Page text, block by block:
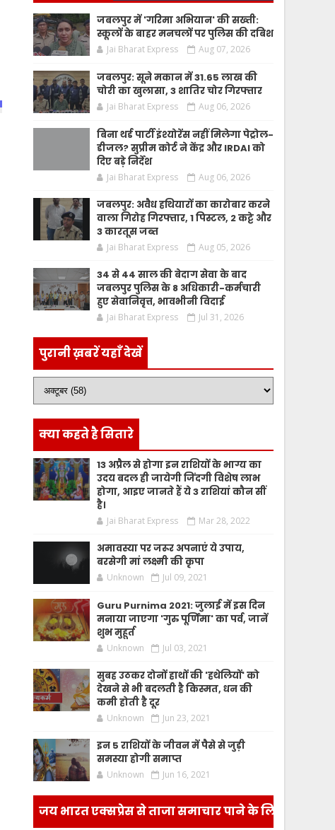
जबलपुर में 'गरिमा अभियान' की सख्ती:
स्कूलों के बाहर मनचलों पर पुलिस की दबिश
Jai Bharat Express Aug 07, 2026
जबलपुर: सूने मकान में 31.65 लाख की
चोरी का खुलासा, 3 शातिर चोर गिरफ्तार
Jai Bharat Express Aug 06, 2026
बिना थर्ड पार्टी इंश्योरेंस नहीं मिलेगा पेट्रोल-
डीजल? सुप्रीम कोर्ट ने केंद्र और IRDAI को
दिए बड़े निर्देश
Jai Bharat Express Aug 06, 2026
जबलपुर: अवैध हथियारों का कारोबार करने
वाला गिरोह गिरफ्तार, 1 पिस्टल, 2 कट्टे और
3 कारतूस जब्त
Jai Bharat Express Aug 05, 2026
34 से 44 साल की बेदाग सेवा के बाद
जबलपुर पुलिस के 8 अधिकारी-कर्मचारी
हुए सेवानिवृत्त, भावभीनी विदाई
Jai Bharat Express Jul 31, 2026
पुरानी ख़बरें यहाँ देखें
क्या कहते है सितारे
13 अप्रैल से होगा इन राशियों के भाग्य का
उदय बदल ही जायेगी जिंदगी विशेष लाभ
होगा, आइए जानते हैं ये 3 राशियां कौन सीं
है।
Jai Bharat Express Mar 28, 2022
अमावस्या पर जरूर अपनाएं ये उपाय,
बरसेगी मां लक्ष्मी की कृपा
Unknown Jul 09, 2021
Guru Purnima 2021: जुलाई में इस दिन
मनाया जाएगा 'गुरु पूर्णिमा' का पर्व, जानें
शुभ मुहूर्त
Unknown Jul 03, 2021
सुबह उठकर दोनों हाथों की 'हथेलियों' को
देखने से भी बदलती है किस्मत, धन की
कमी होती है दूर
Unknown Jun 23, 2021
इन 5 राशियों के जीवन में पैसे से जुड़ी
समस्या होगी समाप्त
Unknown Jun 16, 2021
जय भारत एक्सप्रेस से ताजा समाचार पाने के लिए